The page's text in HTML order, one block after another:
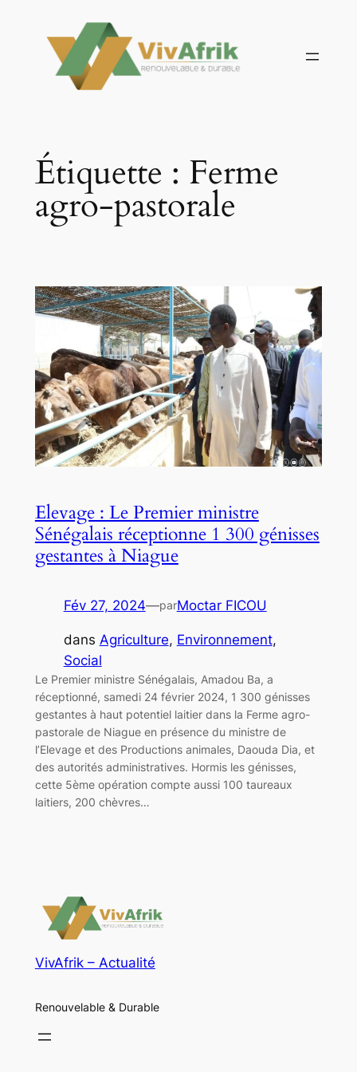
contenu
Étiquette : Ferme
agro-pastorale
Elevage : Le Premier ministre
Sénégalais réceptionne 1 300 génisses
gestantes à Niague
Fév 27, 2024—parMoctar FICOU
dans Agriculture, Environnement
Social
Le Premier ministre Sénégalais, Amadou Ba, a
réceptionné, samedi 24 février 2024, 1 300 génisses
gestantes à haut potentiel laitier dans la Ferme agro-
pastorale de Niague en présence du ministre de
l’Elevage et des Productions animales, Daouda Dia, et
des autorités administratives. Hormis les génisses,
cette 5ème opération compte aussi 100 taureaux
laitiers, 200 chèvres…
VivAfrik – Actualité
Renouvelable & Durable